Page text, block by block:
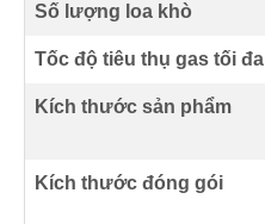
Số lượng loa khò
Tốc độ tiêu thụ gas tối đa
Kích thước sản phẩm
Kích thước đóng gói